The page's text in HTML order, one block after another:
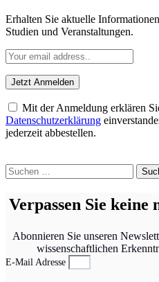
Erhalten Sie aktuelle
Studien und Veranstaltungen.
Mit der Anmeldung erklären
Datenschutzerklärung
jederzeit abbestellen.
Suchen
nach:
Verpassen Sie keine
Abonnieren Sie unseren
wissenschaftlichen
E-Mail Adresse